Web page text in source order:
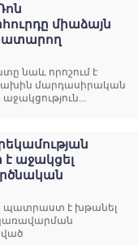
միաձայն
նաև որոշում է
մարդասիրական
աջակցել
պատրաստ է խթանել